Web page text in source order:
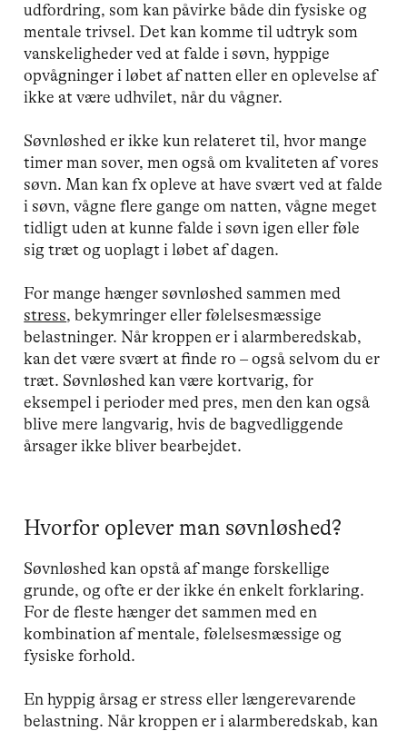
udfordring, som kan påvirke både din fysiske og
mentale trivsel. Det kan komme til udtryk som
vanskeligheder ved at falde i søvn, hyppige
opvågninger i løbet af natten eller en oplevelse af
ikke at være udhvilet, når du vågner.
Søvnløshed er ikke kun relateret til, hvor mange
timer man sover, men også om kvaliteten af vores
søvn. Man kan fx opleve at have svært ved at falde
i søvn, vågne flere gange om natten, vågne meget
tidligt uden at kunne falde i søvn igen eller føle
sig træt og uoplagt i løbet af dagen.
For mange hænger søvnløshed sammen med
stress, bekymringer eller følelsesmæssige
belastninger. Når kroppen er i alarmberedskab,
kan det være svært at finde ro – også selvom du er
træt. Søvnløshed kan være kortvarig, for
eksempel i perioder med pres, men den kan også
blive mere langvarig, hvis de bagvedliggende
årsager ikke bliver bearbejdet.
Hvorfor oplever man søvnløshed?
Søvnløshed kan opstå af mange forskellige
grunde, og ofte er der ikke én enkelt forklaring.
For de fleste hænger det sammen med en
kombination af mentale, følelsesmæssige og
fysiske forhold.
En hyppig årsag er stress eller længerevarende
belastning. Når kroppen er i alarmberedskab, kan